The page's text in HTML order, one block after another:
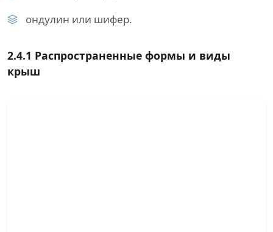
ондулин или шифер.
2.4.1 Распространенные формы и виды
крыш